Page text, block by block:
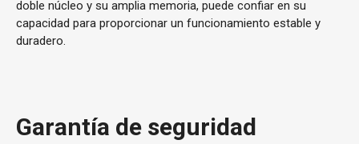
doble núcleo y su amplia memoria, puede confiar en su
capacidad para proporcionar un funcionamiento estable y
duradero.
Garantía de seguridad